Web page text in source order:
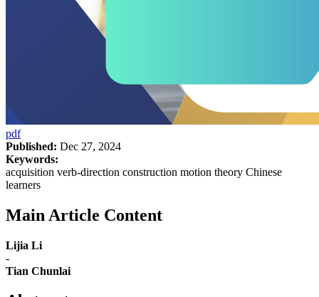
pdf
Published: Dec 27, 2024
Keywords:
acquisition verb-direction construction motion theory Chinese
learners
Main Article Content
Lijia Li
-
Tian Chunlai